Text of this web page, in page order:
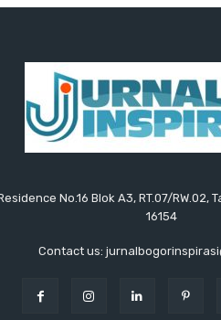
No.16 Blok A3, RT.07/
16154
Contact us: